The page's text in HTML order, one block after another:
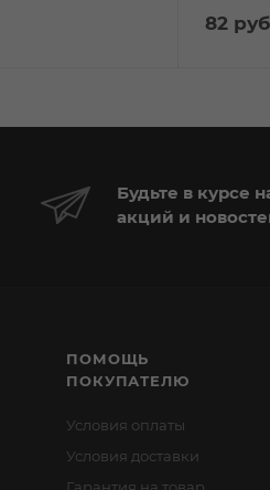
82
Будьте в курсе
акций и
ПОМОЩЬ
ПОКУПАТЕЛЮ
Условия оплаты
Условия доставки